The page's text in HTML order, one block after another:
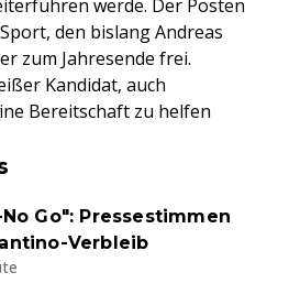
werde. Der Posten
den bislang Andreas
zum Jahresende frei.
Kandidat, auch
Bereitschaft zu helfen
Go": Pressestimmen
Verbleib